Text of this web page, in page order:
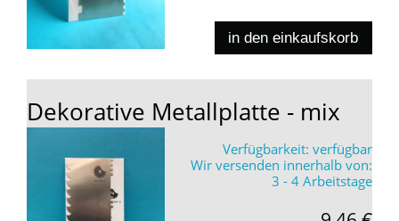
in den einkaufskorb
Dekorative Metallplatte - mix
Verfügbarkeit: verfügbar
Wir versenden innerhalb von:
3 - 4 Arbeitstage